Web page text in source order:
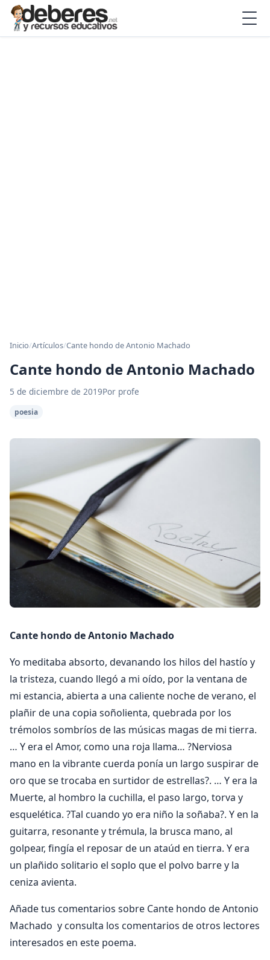
Inicio/Artículos/Cante hondo de Antonio Machado
Cante hondo de Antonio Machado
5 de diciembre de 2019Por profe
poesia
Cante hondo de Antonio Machado
Yo meditaba absorto, devanando los hilos del hastío y
la tristeza, cuando llegó a mi oído, por la ventana de
mi estancia, abierta a una caliente noche de verano, el
plañir de una copia soñolienta, quebrada por los
trémolos sombríos de las músicas magas de mi tierra.
… Y era el Amor, como una roja llama… ?Nerviosa
mano en la vibrante cuerda ponía un largo suspirar de
oro que se trocaba en surtidor de estrellas?. … Y era la
Muerte, al hombro la cuchilla, el paso largo, torva y
esquelética. ?Tal cuando yo era niño la soñaba?. Y en la
guitarra, resonante y trémula, la brusca mano, al
golpear, fingía el reposar de un ataúd en tierra. Y era
un plañido solitario el soplo que el polvo barre y la
ceniza avienta.
Añade tus comentarios sobre Cante hondo de Antonio
Machado y consulta los comentarios de otros lectores
interesados en este poema.